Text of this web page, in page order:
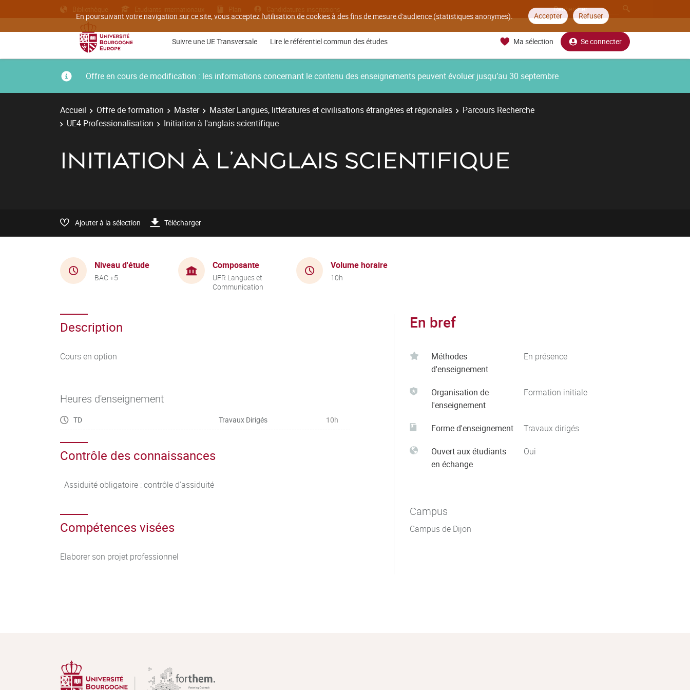
En poursuivant votre navigation sur ce site, vous acceptez l'utilisation de cookies à des fins de mesure d'audience (statistiques anonymes). Accepter Refuser
Bibliothèque Etudiants internationaux Plan Candidatures inscriptions
Suivre une UE Transversale Lire le référentiel commun des études Ma sélection Se connecter
Offre en cours de modification : les informations concernant le contenu des enseignements peuvent évoluer jusqu’au 30 septembre
Accueil Offre de formation Master Master Langues, littératures et civilisations étrangères et régionales
Parcours Recherche
UE4 Professionalisation
Initiation à l'anglais scientifique
INITIATION À L'ANGLAIS SCIENTIFIQUE
Ajouter à la sélection Télécharger
Niveau d'étude
BAC +5
Composante
UFR Langues et
Communication
Volume horaire
10h
Description
Cours en option
Heures d'enseignement
TD Travaux Dirigés 10h
Contrôle des connaissances
Assiduité obligatoire : contrôle d'assiduité
Compétences visées
Elaborer son projet professionnel
En bref
Méthodes
d'enseignement
En présence
Organisation de
l'enseignement
Formation initiale
Forme d'enseignement Travaux dirigés
Ouvert aux étudiants
en échange
Oui
Campus
Campus de Dijon